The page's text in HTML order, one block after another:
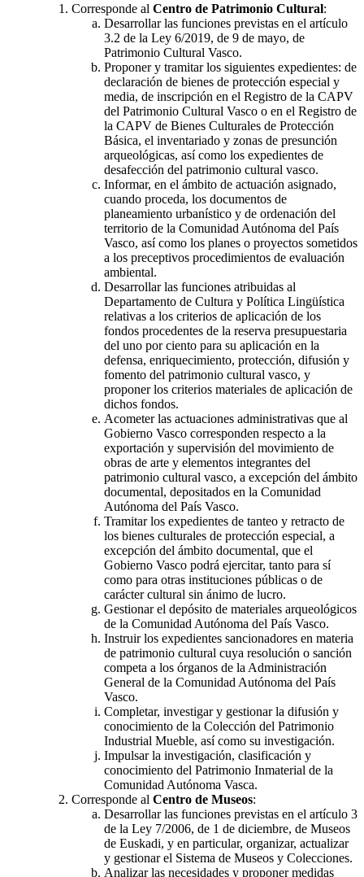
Corresponde al Centro de Patrimonio Cultural:
Desarrollar las funciones previstas en el artículo
3.2 de la Ley 6/2019, de 9 de mayo, de
Patrimonio Cultural Vasco.
Proponer y tramitar los siguientes expedientes: de
declaración de bienes de protección especial y
media, de inscripción en el Registro de la CAPV
del Patrimonio Cultural Vasco o en el Registro de
la CAPV de Bienes Culturales de Protección
Básica, el inventariado y zonas de presunción
arqueológicas, así como los expedientes de
desafección del patrimonio cultural vasco.
Informar, en el ámbito de actuación asignado,
cuando proceda, los documentos de
planeamiento urbanístico y de ordenación del
territorio de la Comunidad Autónoma del País
Vasco, así como los planes o proyectos sometidos
a los preceptivos procedimientos de evaluación
ambiental.
Desarrollar las funciones atribuidas al
Departamento de Cultura y Política Lingüística
relativas a los criterios de aplicación de los
fondos procedentes de la reserva presupuestaria
del uno por ciento para su aplicación en la
defensa, enriquecimiento, protección, difusión y
fomento del patrimonio cultural vasco, y
proponer los criterios materiales de aplicación de
dichos fondos.
Acometer las actuaciones administrativas que al
Gobierno Vasco corresponden respecto a la
exportación y supervisión del movimiento de
obras de arte y elementos integrantes del
patrimonio cultural vasco, a excepción del ámbito
documental, depositados en la Comunidad
Autónoma del País Vasco.
Tramitar los expedientes de tanteo y retracto de
los bienes culturales de protección especial, a
excepción del ámbito documental, que el
Gobierno Vasco podrá ejercitar, tanto para sí
como para otras instituciones públicas o de
carácter cultural sin ánimo de lucro.
Gestionar el depósito de materiales arqueológicos
de la Comunidad Autónoma del País Vasco.
Instruir los expedientes sancionadores en materia
de patrimonio cultural cuya resolución o sanción
competa a los órganos de la Administración
General de la Comunidad Autónoma del País
Vasco.
Completar, investigar y gestionar la difusión y
conocimiento de la Colección del Patrimonio
Industrial Mueble, así como su investigación.
Impulsar la investigación, clasificación y
conocimiento del Patrimonio Inmaterial de la
Comunidad Autónoma Vasca.
Corresponde al Centro de Museos:
Desarrollar las funciones previstas en el artículo 3
de la Ley 7/2006, de 1 de diciembre, de Museos
de Euskadi, y en particular, organizar, actualizar
y gestionar el Sistema de Museos y Colecciones.
Analizar las necesidades y proponer medidas